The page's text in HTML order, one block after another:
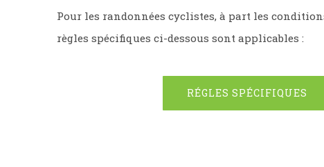
Pour les randonnées cyclistes, à part les
règles spécifiques ci-dessous sont applicables :
RÉGLES SPÉCIFIQUES